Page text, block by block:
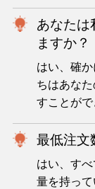
あなたは
ますか？
はい、確
ちはあな
すことがで
最低注文
はい、す
量を持っ